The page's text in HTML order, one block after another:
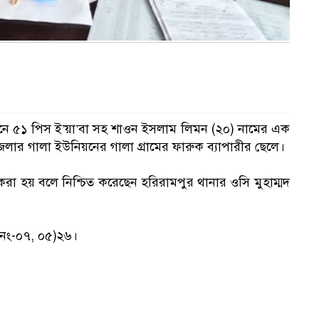
৫১ পিস ই’য়া’বা সহ শাওন ইসলাম লিমন (২০) নামের এক
গালা ইউনিয়নের গালা গ্রামের ফারুক ব্যাপারীর ছেলে।
হয় বলে নিশ্চিত করেছেন হরিরামপুর থানার ওসি মুহাম্মদ
০৭, ০৫)২৬।